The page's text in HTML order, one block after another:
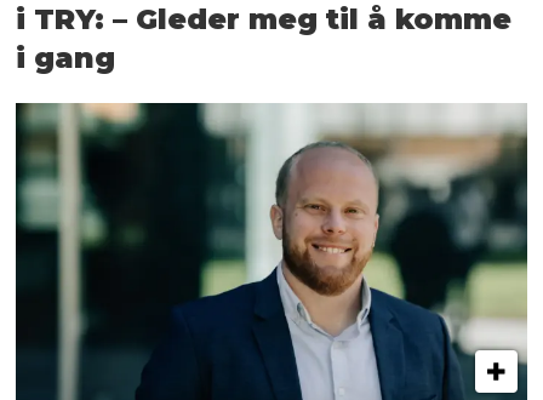
i TRY: – Gleder meg til å komme
i gang